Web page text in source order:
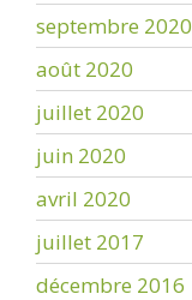
septembre 2020
août 2020
juillet 2020
juin 2020
avril 2020
juillet 2017
décembre 2016